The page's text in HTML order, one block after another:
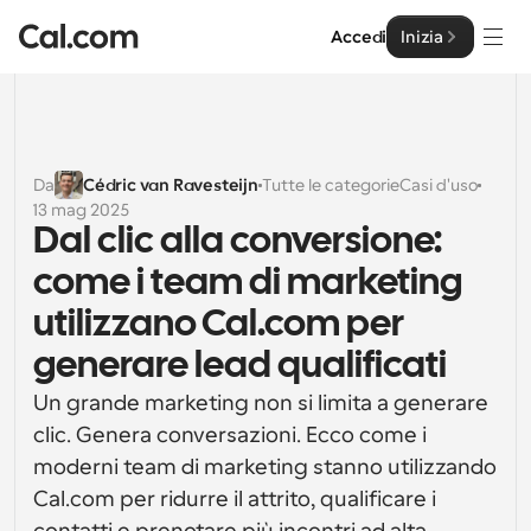
Accedi Inizia
Soluzioni
Per dimensione del team
Per individui
Pianificazione personale semplificata
Pianificazione collaborativa per gruppi
Per sviluppatori
Per le imprese
Impresa
Sviluppatore
Documentazione per Sviluppatori
Documentazione per la piattaforma Cal.com
API
Risorse
API
Crea le tue integrazioni personalizzate con la nostra
Prezzo
Da Cédric van Ravesteijn Tutte le categorieCasi d'uso
13 mag 2025
Dal clic alla conversione:
come i team di marketing
utilizzano Cal.com per
generare lead qualificati
Un grande marketing non si limita a generare
clic. Genera conversazioni. Ecco come i
moderni team di marketing stanno utilizzando
Cal.com per ridurre il attrito, qualificare i